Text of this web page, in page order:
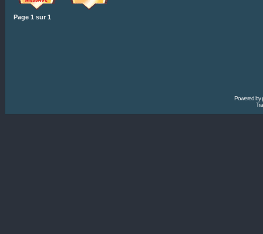
Page 1 sur 1
Powered by